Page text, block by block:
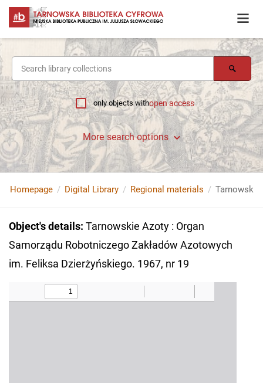
only objects withopen access
More search options
Homepage Digital Library Regional materials
Object's details: Tarnowskie Azoty : Organ
Samorządu Robotniczego Zakładów Azotowych
im. Feliksa Dzierżyńskiego. 1967, nr 19